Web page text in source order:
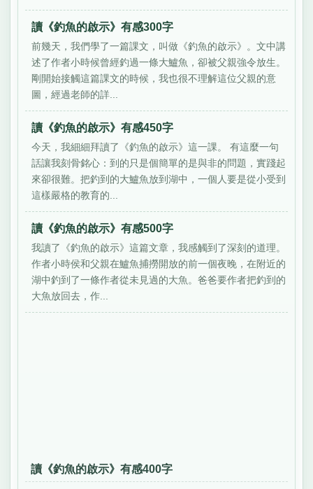
讀《釣魚的啟示》有感300字
前幾天，我們學了一篇課文，叫做《釣魚的啟示》。文中講
述了作者小時候曾經釣過一條大鱸魚，卻被父親強令放生。
剛開始接觸這篇課文的時候，我也很不理解這位父親的意
圖，經過老師的詳...
讀《釣魚的啟示》有感450字
今天，我細細拜讀了《釣魚的啟示》這一課。 有這麼一句
話讓我刻骨銘心：到的只是個簡單的是與非的問題，實踐起
來卻很難。把釣到的大鱸魚放到湖中，一個人要是從小受到
這樣嚴格的教育的...
讀《釣魚的啟示》有感500字
我讀了《釣魚的啟示》這篇文章，我感觸到了深刻的道理。
作者小時侯和父親在鱸魚捕撈開放的前一個夜晚，在附近的
湖中釣到了一條作者從未見過的大魚。爸爸要作者把釣到的
大魚放回去，作...
讀《釣魚的啟示》有感400字